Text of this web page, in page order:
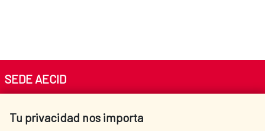
Tu privacidad nos importa
SEDE AECID
Tel. +34 900 20 30 54​​​​​​​